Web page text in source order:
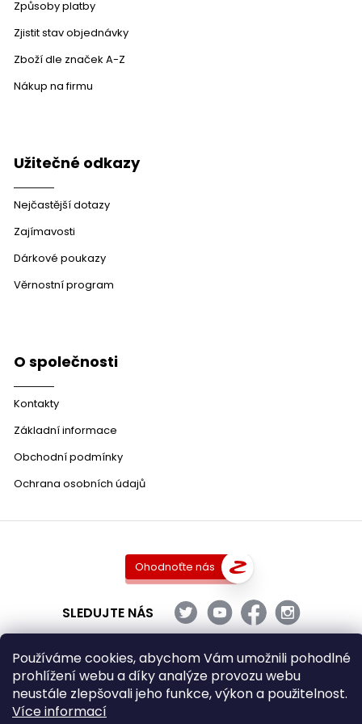
Používáme cookies, abychom Vám umožnili pohodlné
prohlížení webu a díky analýze provozu webu
neustále zlepšovali jeho funkce, výkon a použitelnost.
Více informací
Způsoby platby
Zjistit stav objednávky
Zboží dle značek A-Z
Nákup na firmu
Užitečné odkazy
Nejčastější dotazy
Zajímavosti
Dárkové poukazy
Věrnostní program
O společnosti
Kontakty
Základní informace
Obchodní podmínky
Ochrana osobních údajů
Ohodnoťte nás
SLEDUJTE NÁS
Copyright 2026DobraVina.cz. Všechna práva vyhrazena.
Upravit nastavení cookies